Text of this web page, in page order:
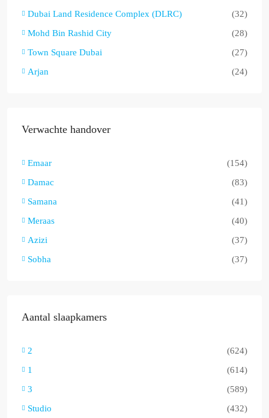
Dubai Land Residence Complex (DLRC)
(32)
Mohd Bin Rashid City
(28)
Town Square Dubai
(27)
Arjan
(24)
Verwachte handover
Emaar
(154)
Damac
(83)
Samana
(41)
Meraas
(40)
Azizi
(37)
Sobha
(37)
Aantal slaapkamers
2
(624)
1
(614)
3
(589)
Studio
(432)